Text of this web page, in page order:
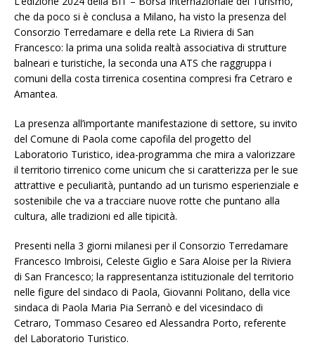
che da poco si è conclusa a Milano, ha visto la presenza del
Consorzio Terredamare e della rete La Riviera di San
Francesco: la prima una solida realtà associativa di strutture
balneari e turistiche, la seconda una ATS che raggruppa i
comuni della costa tirrenica cosentina compresi fra Cetraro e
Amantea.
La presenza all’importante manifestazione di settore, su invito
del Comune di Paola come capofila del progetto del
Laboratorio Turistico, idea-programma che mira a valorizzare
il territorio tirrenico come unicum che si caratterizza per le sue
attrattive e peculiarità, puntando ad un turismo esperienziale e
sostenibile che va a tracciare nuove rotte che puntano alla
cultura, alle tradizioni ed alle tipicità.
Presenti nella 3 giorni milanesi per il Consorzio Terredamare
Francesco Imbroisi, Celeste Giglio e Sara Aloise per la Riviera
di San Francesco; la rappresentanza istituzionale del territorio
nelle figure del sindaco di Paola, Giovanni Politano, della vice
sindaca di Paola Maria Pia Serranò e del vicesindaco di
Cetraro, Tommaso Cesareo ed Alessandra Porto, referente
del Laboratorio Turistico.